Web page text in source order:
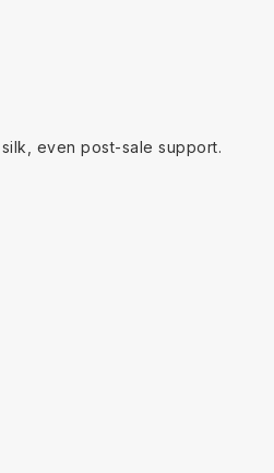
even post-sale support.